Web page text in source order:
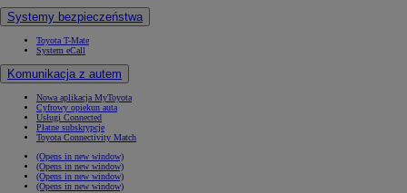
Systemy bezpieczeństwa
Toyota T-Mate
System eCall
Komunikacja z autem
Nowa aplikacja MyToyota
Cyfrowy opiekun auta
Usługi Connected
Płatne subskrypcje
Toyota Connectivity Match
(Opens in new window)
(Opens in new window)
(Opens in new window)
(Opens in new window)